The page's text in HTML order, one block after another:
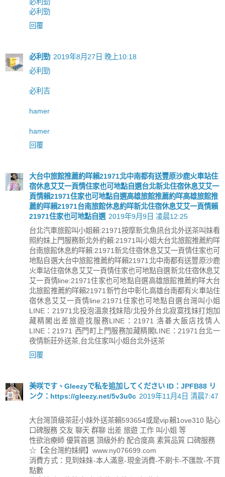
必利勁
回覆
必利勁 2019年8月27日 晚上10:18
必利勁
必利吉
hamer
hamer
回覆
大台中旅館推薦約咩賴21971北中南都有送豐原沙鹿火車站住
宿休息艾艾一頁情住家也可地點自選台北新北住宿休息艾艾一
頁情賴21971住家也可地點自選高雄旅館推薦約咩高雄旅館推
薦約咩賴21971台南旅館休息約咩新北住宿休息艾艾一頁情賴
21971住家也可地點自選 2019年9月9日 凌晨12:25
台北汽車旅館叫小姐賴:21971按摩新北魚訊台北外送茶叫妹看
照約妹上門服務新北外約賴:21971叫小姐大台北旅館推薦約咩
台南旅館休息約咩賴:21971新北住宿休息艾艾一頁情住家也可
地點自選大台中旅館推薦約咩賴21971北中南都有送豐原沙鹿
火車站住宿休息艾艾一頁情住家也可地點自選新北住宿休息艾
艾一頁情line:21971住家也可地點自選高雄旅館推薦約咩大台
北旅館推薦約咩賴21971新竹台中彰化高雄台南都有火車站住
宿休息艾艾一頁情line:21971住家也可地點自選台灣叫小姐
LINE：21971北投泡溫泉找妹陪/北投外台北寂寞找妹打炮加
藏精閣出差旅遊找服務LINE：21971 洛碁大飯店找情人
LINE：21971 西門町上門服務加藏精閣LINE：21971台北一
夜情新莊外送茶,台北住家叫小姐台北外送茶
回覆
美咲です、Gleezyで私を追加してください ID：JPFB88 リ
ンク：https://gleezy.net/5v3u0c 2019年11月4日 清晨7:47
大台灣頂級茶莊小妹外送茶賴593654或是vip賴1ove310 貼心
口碑服務 交友 聊天 群聊 出差 旅遊 工作 叫小姐 等
性欲治療師 優質首選 頂級外約 配合度高 素質品質 口碑服務
☆【全台灣約妹網】www.ny076699.com
消費方式：見到妹妹-本人滿意-現金消費-不刷卡-不匯款-不買
點數